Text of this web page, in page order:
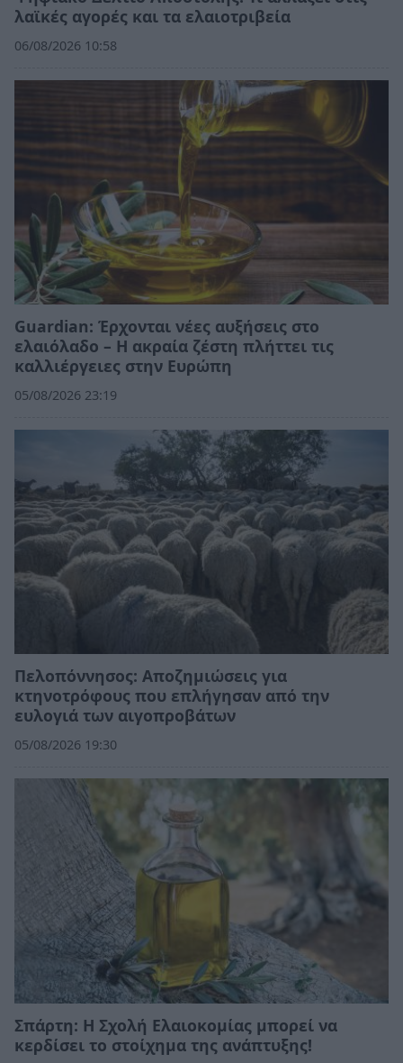
λαϊκές αγορές και τα ελαιοτριβεία
06/08/2026 10:58
Guardian: Έρχονται νέες αυξήσεις στο
ελαιόλαδο – Η ακραία ζέστη πλήττει τις
καλλιέργειες στην Ευρώπη
05/08/2026 23:19
Πελοπόννησος: Αποζημιώσεις για
κτηνοτρόφους που επλήγησαν από την
ευλογιά των αιγοπροβάτων
05/08/2026 19:30
Σπάρτη: Η Σχολή Ελαιοκομίας μπορεί να
κερδίσει το στοίχημα της ανάπτυξης!